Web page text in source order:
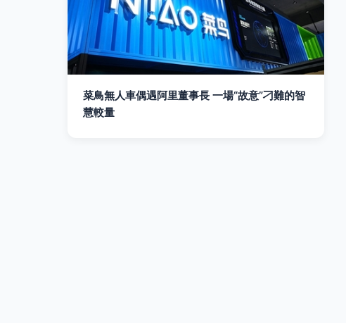
菜鳥無人車偶遇阿里董事長 一場“故意”刁難的智
慧較量